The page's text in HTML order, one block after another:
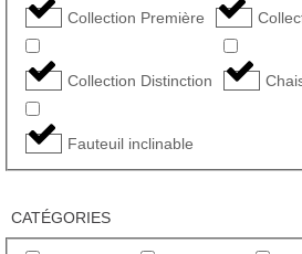
Collection Première
Collection Distinction
Fauteuil inclinable
CATÉGORIES